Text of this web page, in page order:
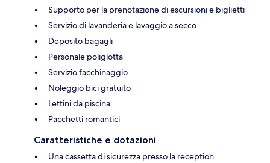
Supporto per la prenotazione di escursioni e biglietti
Servizio di lavanderia e lavaggio a secco
Deposito bagagli
Personale poliglotta
Servizio facchinaggio
Noleggio bici gratuito
Lettini da piscina
Pacchetti romantici
Caratteristiche e dotazioni
Una cassetta di sicurezza presso la reception